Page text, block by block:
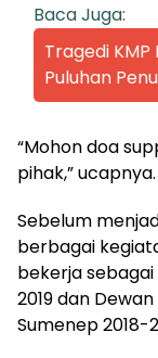
Baca Juga:
Tragedi KMP
Puluhan
“Mohon doa
pihak,” ucapnya.
Sebelum
berbagai
bekerja sebagai
2019 dan
Sumenep 2018-